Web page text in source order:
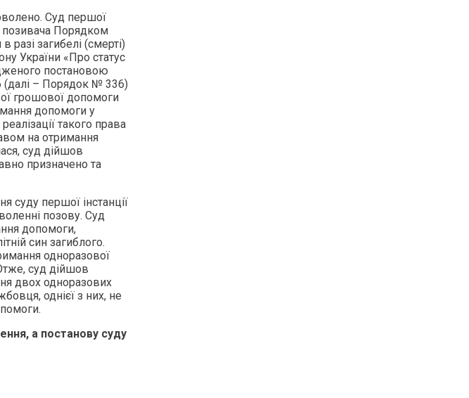
Суд першої
позивача Порядком
разі загибелі (смерті)
України «Про статус
постановою
(далі – Порядок № 336)
грошової допомоги
допомоги у
такого права
на отримання
суд дійшов
призначено та
суду першої інстанції
позову. Суд
допомоги,
син загиблого.
одноразової
суд дійшов
двох одноразових
однієї з них, не
а постанову суду